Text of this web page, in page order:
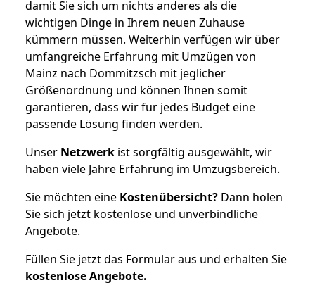
damit Sie sich um nichts anderes als die
wichtigen Dinge in Ihrem neuen Zuhause
kümmern müssen. Weiterhin verfügen wir über
umfangreiche Erfahrung mit Umzügen von
Mainz nach Dommitzsch mit jeglicher
Größenordnung und können Ihnen somit
garantieren, dass wir für jedes Budget eine
passende Lösung finden werden.
Unser Netzwerk ist sorgfältig ausgewählt, wir
haben viele Jahre Erfahrung im Umzugsbereich.
Sie möchten eine Kostenübersicht? Dann holen
Sie sich jetzt kostenlose und unverbindliche
Angebote.
Füllen Sie jetzt das Formular aus und erhalten Sie
kostenloseAngebote.